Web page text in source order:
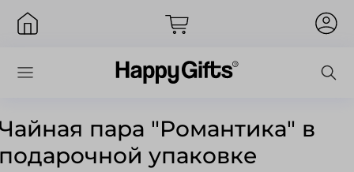
пара "Романтика" в
упаковке